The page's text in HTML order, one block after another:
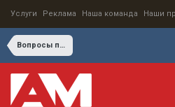
Услуги Реклама Наша команда Наши
Вопросы по Symantec Endpoint Protection